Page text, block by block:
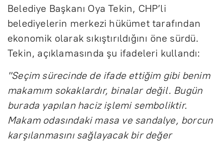
Belediye Başkanı Oya Tekin, CHP’li
belediyelerin merkezi hükümet tarafından
ekonomik olarak sıkıştırıldığını öne sürdü.
Tekin, açıklamasında şu ifadeleri kullandı:
"Seçim sürecinde de ifade ettiğim gibi benim
makamım sokaklardır, binalar değil. Bugün
burada yapılan haciz işlemi semboliktir.
Makam odasındaki masa ve sandalye, borcun
karşılanmasını sağlayacak bir değer